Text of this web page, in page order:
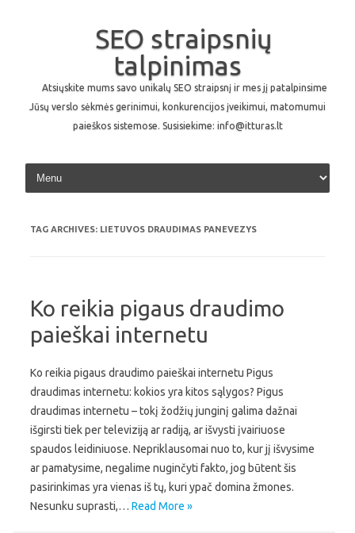
SEO straipsnių
talpinimas
Atsiųskite mums savo unikalų SEO straipsnį ir mes jį patalpinsime
Jūsų verslo sėkmės gerinimui, konkurencijos įveikimui, matomumui
paieškos sistemose. Susisiekime: info@itturas.lt
Skip to content
TAG ARCHIVES: LIETUVOS DRAUDIMAS PANEVEZYS
Ko reikia pigaus draudimo
paieškai internetu
Ko reikia pigaus draudimo paieškai internetu Pigus
draudimas internetu: kokios yra kitos sąlygos? Pigus
draudimas internetu – tokį žodžių junginį galima dažnai
išgirsti tiek per televiziją ar radiją, ar išvysti įvairiuose
spaudos leidiniuose. Nepriklausomai nuo to, kur jį išvysime
ar pamatysime, negalime nuginčyti fakto, jog būtent šis
pasirinkimas yra vienas iš tų, kuri ypač domina žmones.
Nesunku suprasti,… Read More »